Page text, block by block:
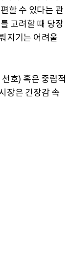
할 수 있다는 관
고려할 때 당장
지기는 어려울
호) 혹은 중립적
장은 긴장감 속